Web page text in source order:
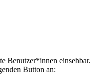
Benutzer*innen einsehbar.
Button an: